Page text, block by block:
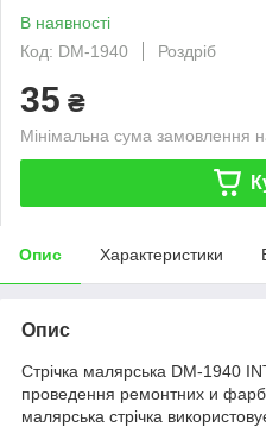
В наявності
Код: DM-1940
Роздріб
35 ₴
Мінімальна сума замовлення
Опис Характеристики
Опис
Стрічка малярська DM-1940
проведення ремонтних и
малярська стрічка